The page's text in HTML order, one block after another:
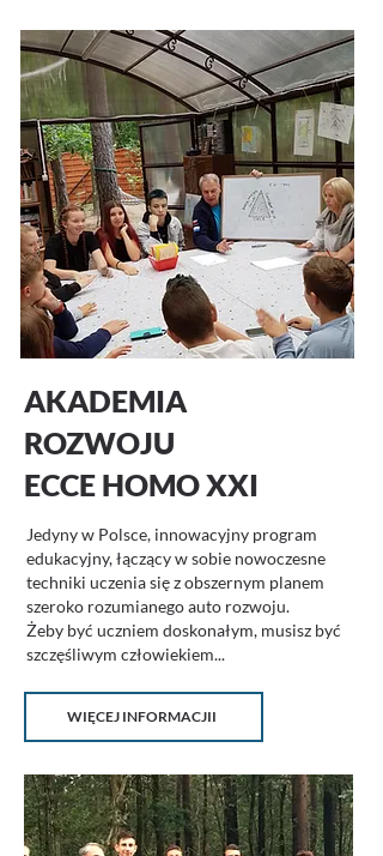
AKADEMIA
ROZWOJU
ECCE HOMO XXI
Jedyny w Polsce, innowacyjny program
edukacyjny, łączący w sobie nowoczesne
techniki uczenia się z obszernym planem
szeroko rozumianego auto rozwoju.
Żeby być uczniem doskonałym, musisz być
szczęśliwym człowiekiem...
WIĘCEJ INFORMACJII